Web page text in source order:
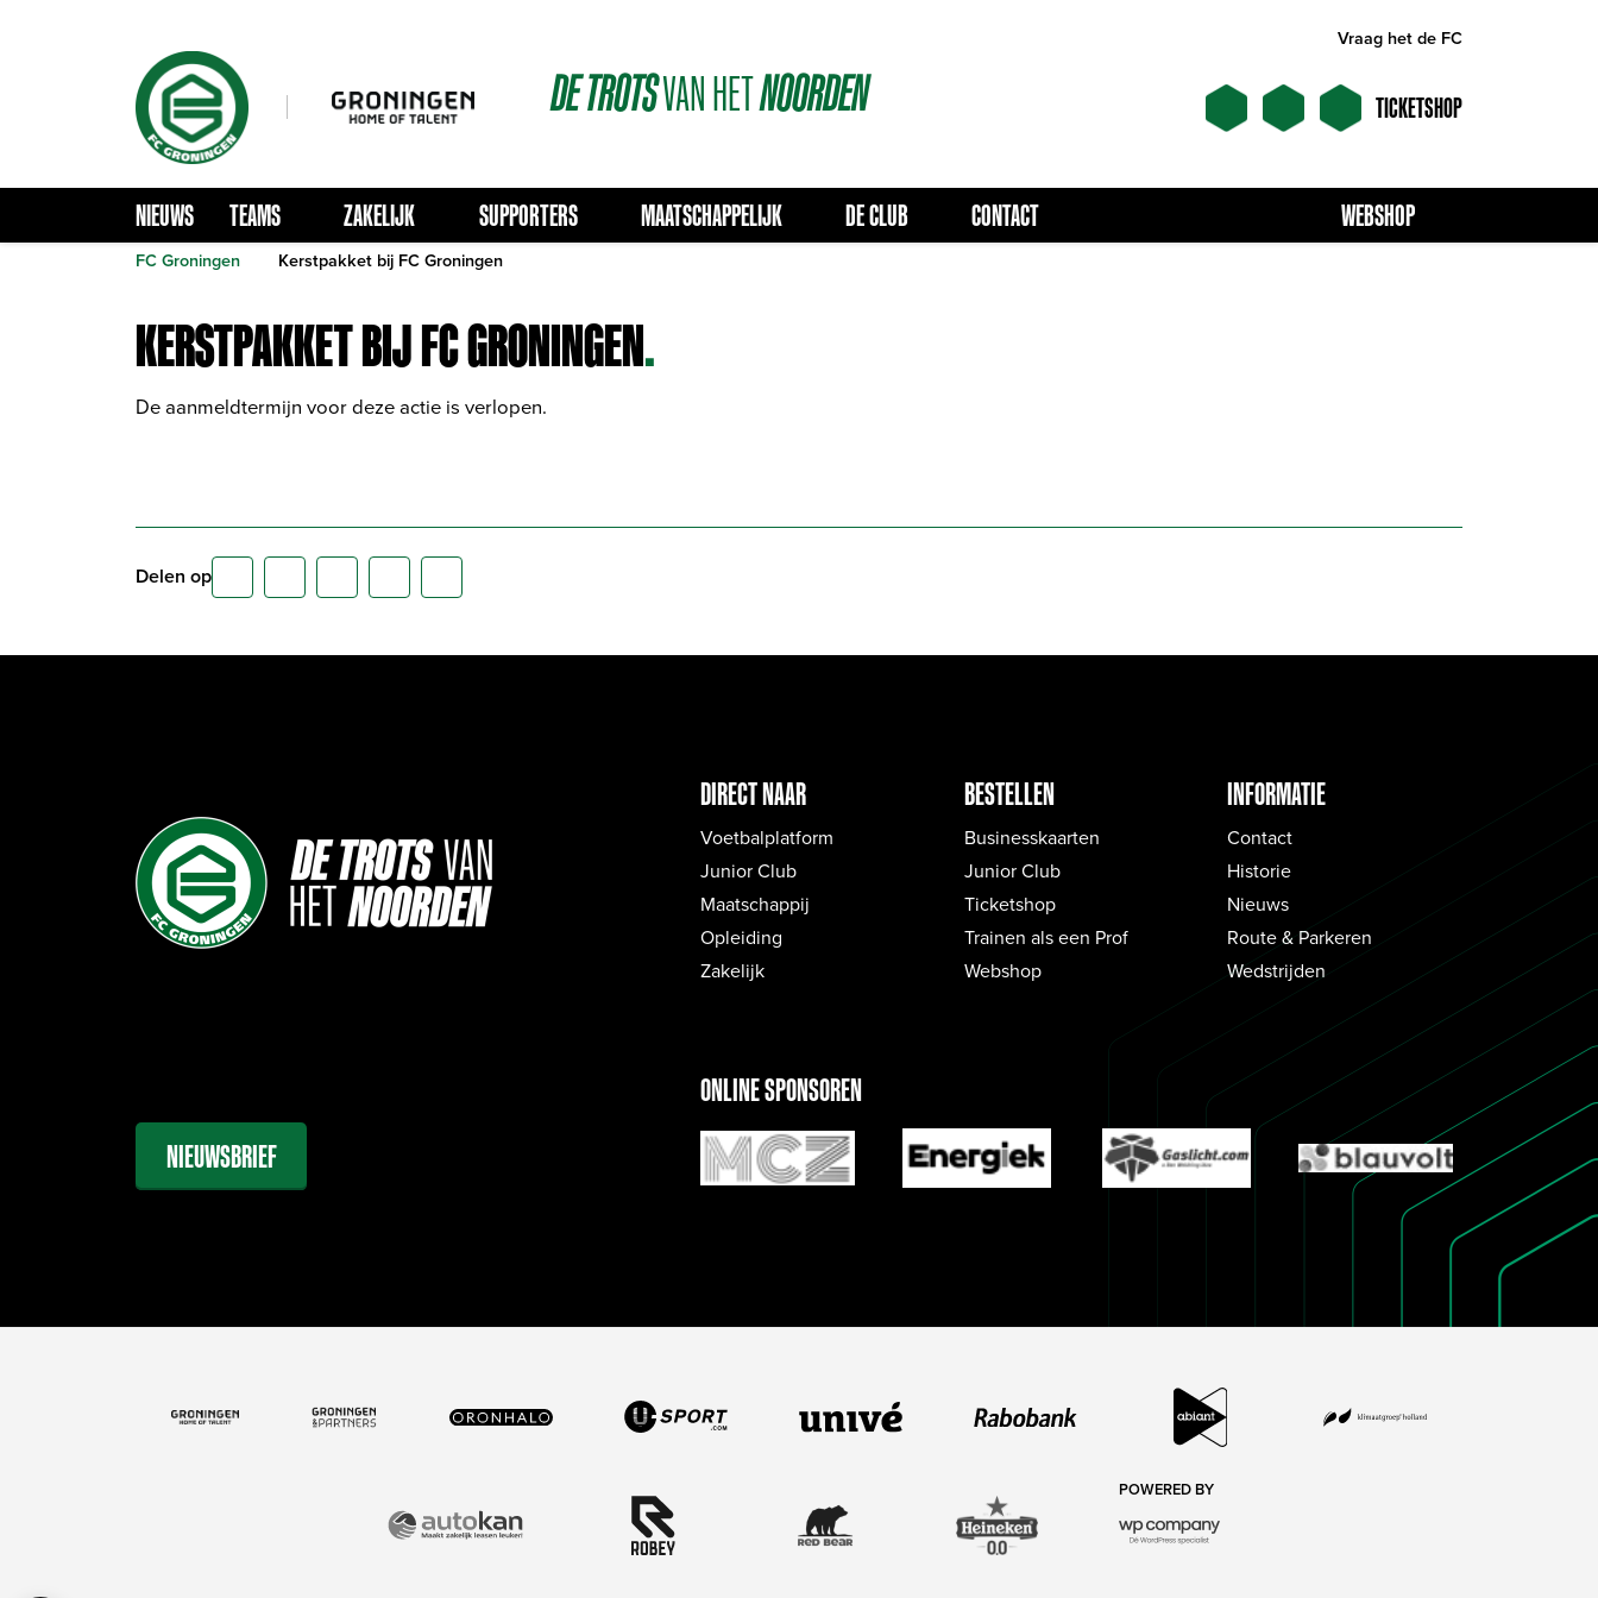
Vraag het de FC
DETROTSVANHETNOORDEN TICKETSHOP
NIEUWS TEAMS ZAKELIJK SUPPORTERS MAATSCHAPPELIJK DE CLUB CONTACT WEBSHOP
FC Groningen Kerstpakket bij FC Groningen
KERSTPAKKET BIJ FC GRONINGEN.
De aanmeldtermijn voor deze actie is verlopen.
Delen op
DIRECT NAAR
Voetbalplatform
Junior Club
Maatschappij
Opleiding
Zakelijk
BESTELLEN
Businesskaarten
Junior Club
Ticketshop
Trainen als een Prof
Webshop
INFORMATIE
Contact
Historie
Nieuws
Route & Parkeren
Wedstrijden
NIEUWSBRIEF
ONLINE SPONSOREN
POWERED BY